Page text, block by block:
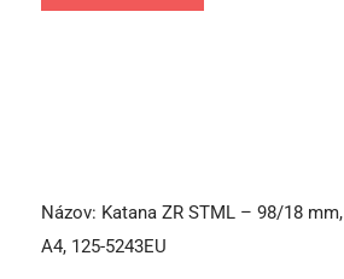
Názov: Katana ZR STML – 98/18 mm,
A4, 125-5243EU